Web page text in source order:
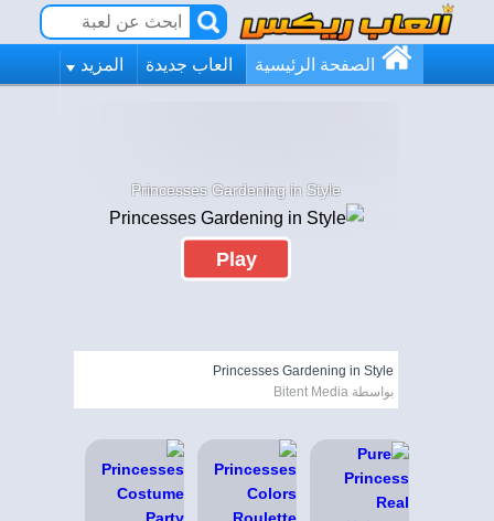
الصفحة الرئيسية العاب جديدة المزيد
Princesses Gardening in Style
Play
Princesses Gardening in Style
بواسطة Bitent Media